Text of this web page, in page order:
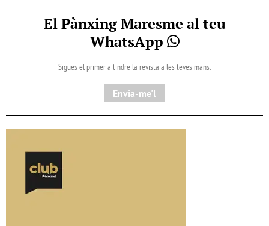
El Pànxing Maresme al teu
WhatsApp
Sigues el primer a tindre la revista a les teves mans.
Envia-me'l